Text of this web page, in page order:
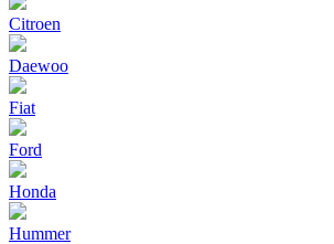
Citroen
Daewoo
Fiat
Ford
Honda
Hummer